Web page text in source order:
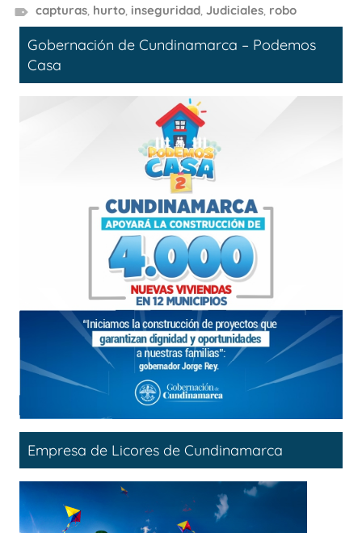
capturas, hurto, inseguridad, Judiciales, robo
Gobernación de Cundinamarca – Podemos
Casa
Empresa de Licores de Cundinamarca